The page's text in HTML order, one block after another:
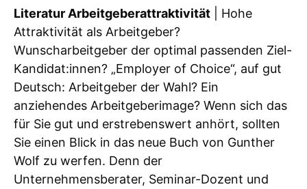
Literatur Arbeitgeberattraktivität | Hohe
Attraktivität als Arbeitgeber?
Wunscharbeitgeber der optimal passenden Ziel-
Kandidat:innen? „Employer of Choice“, auf gut
Deutsch: Arbeitgeber der Wahl? Ein
anziehendes Arbeitgeberimage? Wenn sich das
für Sie gut und erstrebenswert anhört, sollten
Sie einen Blick in das neue Buch von Gunther
Wolf zu werfen. Denn der
Unternehmensberater, Seminar-Dozent und